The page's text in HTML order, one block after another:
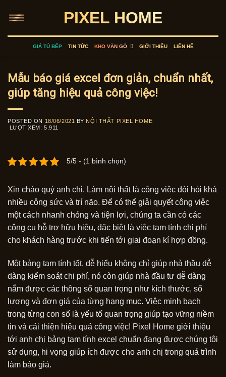
PIXEL HOME
GIÁ TỦ BẾP TIN TỨC KHO VÂN GỖ GIỚI THIỆU LIÊN HỆ
Mẫu báo giá excel đơn giản, chuẩn nhất,
giúp tăng hiệu quả công việc!
POSTED ON 18/06/2021 BY NỘI THẤT PIXEL HOME
LƯỢT XEM: 5.911
5/5 - (1 bình chọn)
Xin chào quý anh chị. Làm nội thất là công việc đòi hỏi khá
nhiều công sức và trí não. Để có thể giải quyết công việc
một cách nhanh chóng và tiện lợi, chúng ta cần có các
công cụ hỗ trợ hữu hiệu, đặc biệt là việc tạm tính chi phí
cho khách hàng trước khi tiến tới giai đoạn kí hợp đồng.
Một bảng tạm tính tốt, dễ hiểu không chỉ giúp nhà thầu dễ
dàng kiểm soát chi phí, nó còn giúp nhà đầu tư dễ dàng
nắm được các thông số quan trọng như kích thước, số
lượng và đơn giá của từng hạng mục. Việc minh bạch
trong từng con số là yếu tố quan trọng giúp tạo vững niềm
tin và cải thiện hiệu quả công việc! Pixel Home giới thiệu
tới anh chị bảng tạm tính excel chuẩn đang được chúng tôi
sử dụng, hi vọng giúp ích được cho anh chị trong quá trình
làm báo giá.